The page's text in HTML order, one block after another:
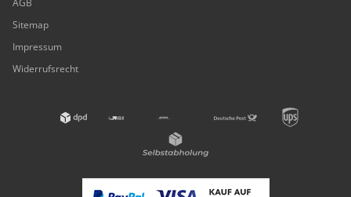
AGB
Sitemap
Impressum
Widerrufsrecht